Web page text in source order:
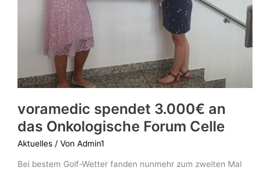
voramedic spendet 3.000€ an
das Onkologische Forum Celle
Aktuelles / VonAdmin1
Bei bestem Golf-Wetter fanden nunmehr zum zweiten Mal